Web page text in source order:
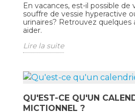
En vacances, est-il possible de
souffre de vessie hyperactive
urinaires? Retrouvez quelques
aider.
Lire la suite
QU'EST-CE QU'UN
MICTIONNEL ?